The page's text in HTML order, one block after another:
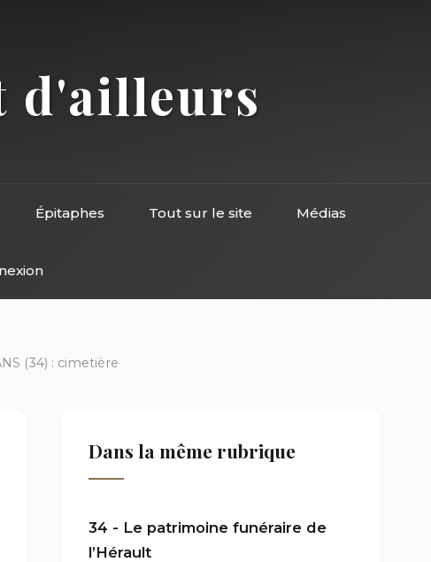
d'ailleurs
Épitaphes Tout sur le site Médias
(34) : cimetière
Dans la même rubrique
34 - Le patrimoine funéraire de
l’Hérault